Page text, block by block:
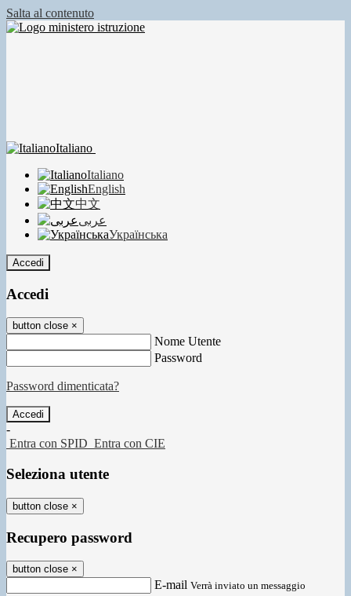
Salta al contenuto
Italiano
Italiano
English
中文
عربى
Українська
Accedi
Accedi
button close ×
Nome Utente
Password
Password dimenticata?
-
Entra con SPID Entra con CIE
Seleziona utente
button close ×
Recupero password
button close ×
E-mail Verrà inviato un messaggio